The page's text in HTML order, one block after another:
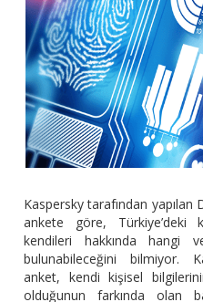
Kaspersky tarafından yapılan
ankete göre, Türkiye’deki
kendileri hakkında hangi
bulunabileceğini bilmiyor.
anket, kendi kişisel
olduğunun farkında olan